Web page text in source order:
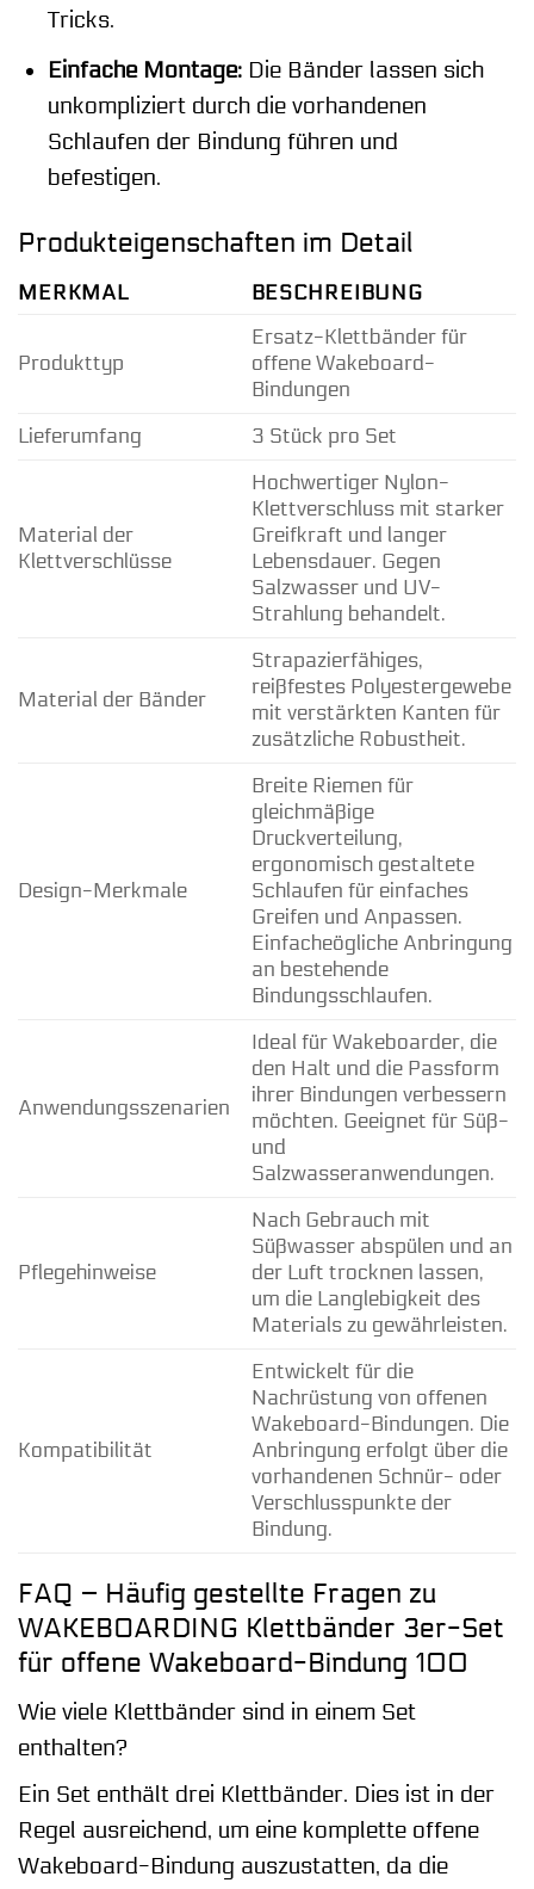
Tricks.
Einfache Montage:Die Bänder lassen sich
unkompliziert durch die vorhandenen
Schlaufen der Bindung führen und
befestigen.
Produkteigenschaften im Detail
MERKMAL BESCHREIBUNG
Produkttyp
Ersatz-Klettbänder für
offene Wakeboard-
Bindungen
Lieferumfang
3 Stück pro Set
Material der
Klettverschlüsse
Hochwertiger Nylon-
Klettverschluss mit starker
Greifkraft und langer
Lebensdauer. Gegen
Salzwasser und UV-
Strahlung behandelt.
Material der Bänder
Strapazierfähiges,
reißfestes Polyestergewebe
mit verstärkten Kanten für
zusätzliche Robustheit.
Design-Merkmale
Breite Riemen für
gleichmäßige
Druckverteilung,
ergonomisch gestaltete
Schlaufen für einfaches
Greifen und Anpassen.
Einfacheögliche Anbringung
an bestehende
Bindungsschlaufen.
Anwendungsszenarien
Ideal für Wakeboarder, die
den Halt und die Passform
ihrer Bindungen verbessern
möchten. Geeignet für Süß-
und
Salzwasseranwendungen.
Pflegehinweise
Nach Gebrauch mit
Süßwasser abspülen und an
der Luft trocknen lassen,
um die Langlebigkeit des
Materials zu gewährleisten.
Kompatibilität
Entwickelt für die
Nachrüstung von offenen
Wakeboard-Bindungen. Die
Anbringung erfolgt über die
vorhandenen Schnür- oder
Verschlusspunkte der
Bindung.
FAQ – Häufig gestellte Fragen zu
WAKEBOARDING Klettbänder 3er-Set
für offene Wakeboard-Bindung 100
Wie viele Klettbänder sind in einem Set
enthalten?
Ein Set enthält drei Klettbänder. Dies ist in der
Regel ausreichend, um eine komplette offene
Wakeboard-Bindung auszustatten, da die